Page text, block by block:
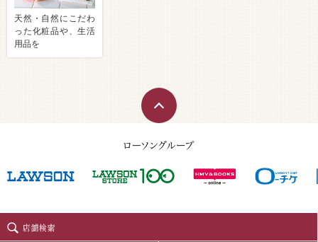
天然・自然にこだわ
った化粧品や、生活
用品を